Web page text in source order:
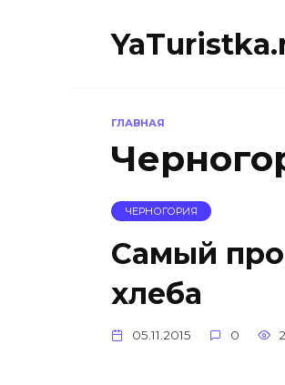
ГЛАВНАЯ
ЧЕРНОГОРИЯ
Самый
хлеба
05.11.2015 0